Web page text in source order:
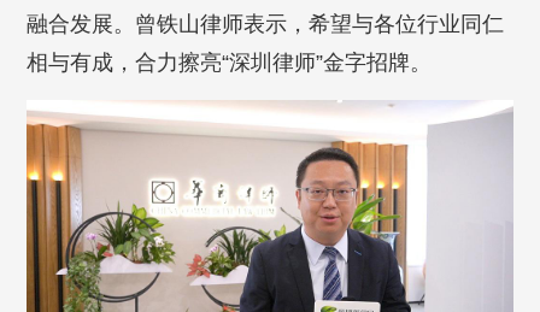
融合发展。曾铁山律师表示，希望与各位行业同仁
相与有成，合力擦亮“深圳律师”金字招牌。